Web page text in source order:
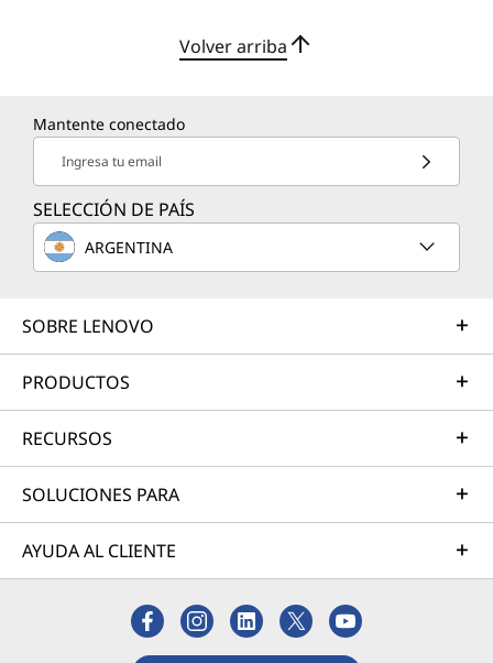
Volver arriba
Mantente conectado
Ingresa tu email
SELECCIÓN DE PAÍS
ARGENTINA
SOBRE LENOVO
PRODUCTOS
RECURSOS
SOLUCIONES PARA
AYUDA AL CLIENTE